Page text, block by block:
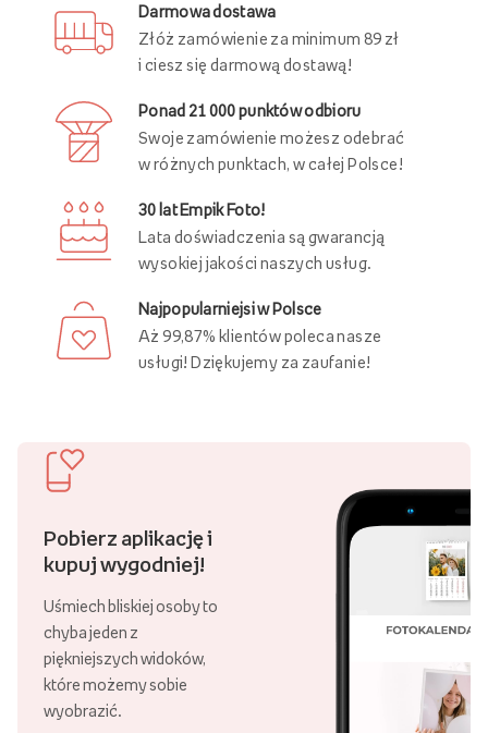
Darmowa dostawa
Złóż zamówienie za minimum 89 zł
i ciesz się darmową dostawą!
Ponad 21 000 punktów odbioru
Swoje zamówienie możesz odebrać
w różnych punktach, w całej Polsce!
30 lat Empik Foto!
Lata doświadczenia są gwarancją
wysokiej jakości naszych usług.
Najpopularniejsi w Polsce
Aż 99,87% klientów poleca nasze
usługi! Dziękujemy za zaufanie!
Pobierz aplikację i
kupuj wygodniej!
Uśmiech bliskiej osoby to
chyba jeden z
piękniejszych widoków,
które możemy sobie
wyobrazić.